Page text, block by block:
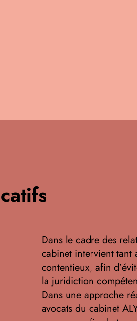
Dans le cadre des
cabinet intervient tant
contentieux, afin
la juridiction
Dans une approche
avocats du cabinet